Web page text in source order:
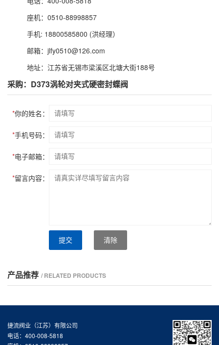
座机：0510-88998857
手机: 18800585800 (洪经理）
邮箱：jlfy0510@126.com
地址：江苏省无锡市梁溪区北塘大街188号
采购：D373涡轮对夹式硬密封蝶阀
*你的姓名：
*手机号码：
*电子邮箱：
*留言内容：
提交 清除
产品推荐 / RELATED PRODUCTS
捷流阀业（江苏）有限公司
电话：400-008-5818